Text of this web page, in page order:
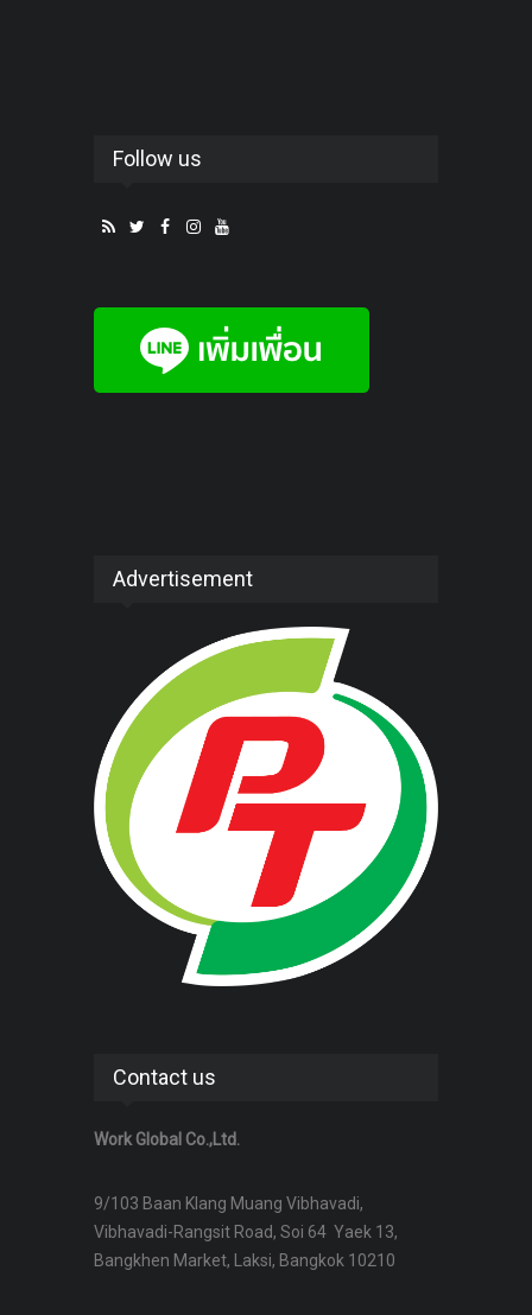
Follow us
Advertisement
Contact us
Work Global Co.,Ltd.
9/103 Baan Klang Muang Vibhavadi,
Vibhavadi-Rangsit Road, Soi 64 Yaek 13,
Bangkhen Market, Laksi, Bangkok 10210